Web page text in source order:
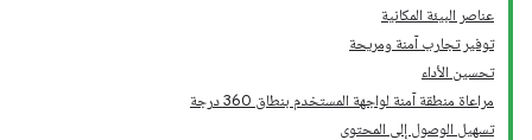
عناصر البيئة المكانية
توفير تجارب آمنة ومريحة
تحسين الأداء
مراعاة منطقة آمنة لواجهة المستخدم بنطاق 360 درجة
تسهيل الوصول إلى المحتوى